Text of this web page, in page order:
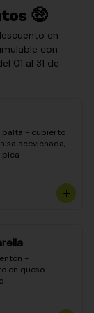
🤑
en
con
01 al 31 de
palta - cubierto
acevichada,
pica
-
en queso